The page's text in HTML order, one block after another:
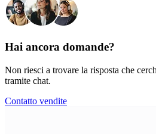
Hai ancora domande?
Non riesci a trovare la risposta che
tramite chat.
Contatto vendite